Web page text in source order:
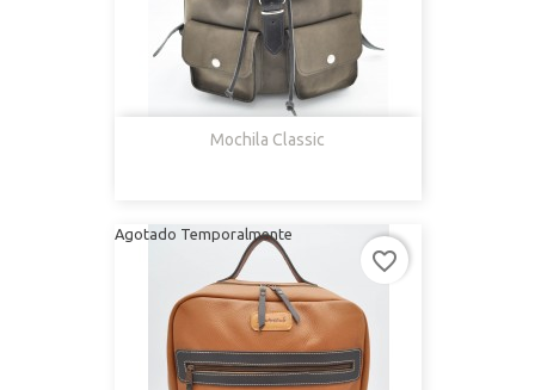
Mochila Classic
Agotado Temporalmente
favorite_border